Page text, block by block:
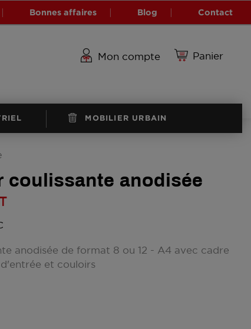
Bonnes affaires Blog Contact
Panier
Mon compte
MOBILIER URBAIN
coulissante anodisée
anodisée de format 8 ou 12 - A4 avec cadre
et couloirs